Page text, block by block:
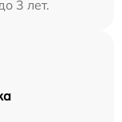
3 лет.